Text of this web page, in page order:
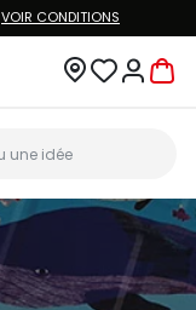
VOIR CONDITIONS